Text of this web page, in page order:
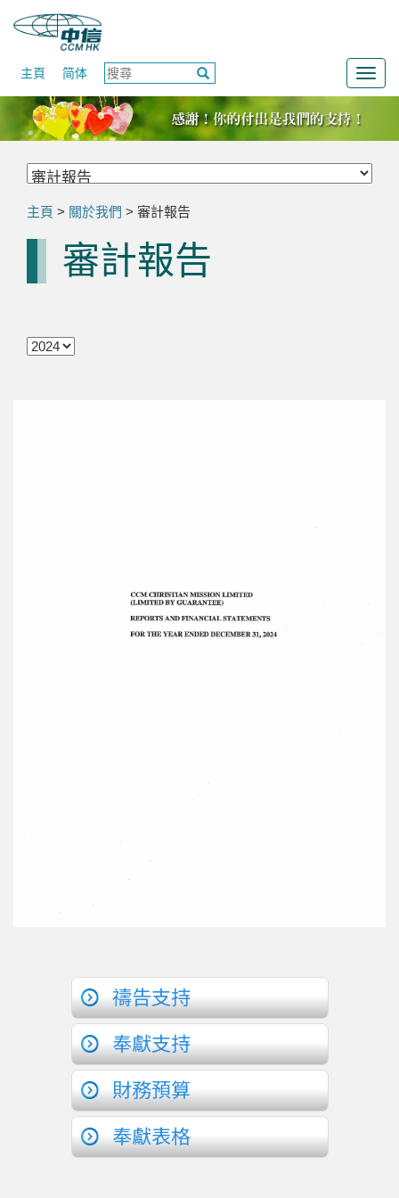
主頁 简体
主頁 > 關於我們 > 審計報告
審計報告
禱告支持
奉獻支持
財務預算
奉獻表格